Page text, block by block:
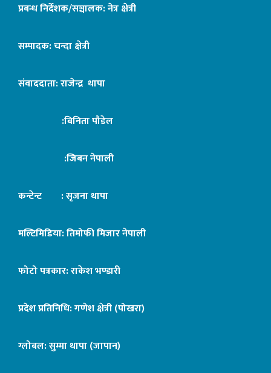
प्रबन्ध निर्देशक/सञ्चालक: नेत्र क्षेत्री
सम्पादक: चन्दा क्षेत्री
संवाददाता: राजेन्द्र थापा
:बिनिता पौडेल
:जिबन नेपाली
कन्टेन्ट : सृजना थापा
मल्टिमिडिया: तिमोफी मिजार नेपाली
फोटो पत्रकार: राकेश भण्डारी
प्रदेश प्रतिनिधि: गणेश क्षेत्री (पोखरा)
ग्लोबल: सुम्मा थापा (जापान)